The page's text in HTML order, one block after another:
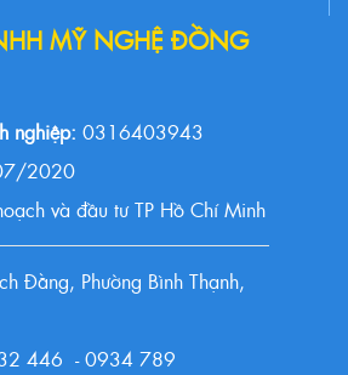
MỸ NGHỆ ĐỒNG
nghiệp: 0316403943
2020
và đầu tư TP Hồ Chí Minh
Đằng, Phường Bình Thạnh,
446 - 0934 789